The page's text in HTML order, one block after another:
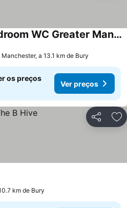
Spacious Double Bedroom WC Greater Manchester
Manchester, a 13.1 km de Bury
os preços
Ver preços
Partilhar
km de Bury